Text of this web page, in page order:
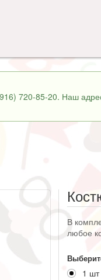
720-85-20. Наш
В
любое
1 шт